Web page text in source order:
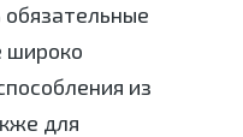
широко
из
для